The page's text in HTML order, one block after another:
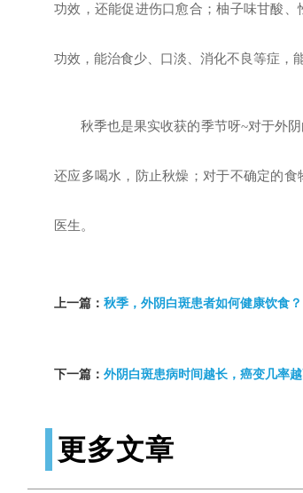
功效，还能促进伤口愈合；柚子味甘酸
功效，能治食少、口淡、消化不良等症，
秋季也是果实收获的季节呀~对于外
还应多喝水，防止秋燥；对于不确定的
医生。
上一篇： 秋季，外阴白斑患者如何健康饮食？
下一篇： 外阴白斑患病时间越长，癌变几率
更多文章